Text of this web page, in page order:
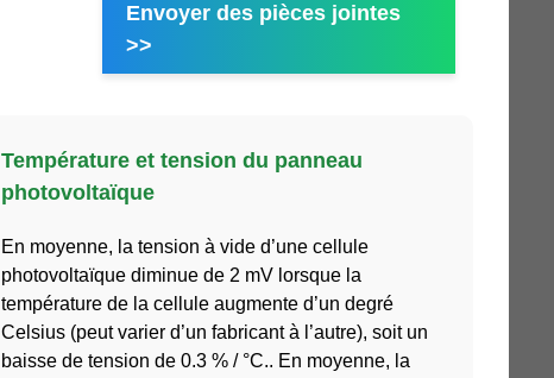
Envoyer des pièces jointes
>>
Température et tension du panneau
photovoltaïque
En moyenne, la tension à vide d’une cellule
photovoltaïque diminue de 2 mV lorsque la
température de la cellule augmente d’un degré
Celsius (peut varier d’un fabricant à l’autre), soit un
baisse de tension de 0.3 % / °C.. En moyenne, la